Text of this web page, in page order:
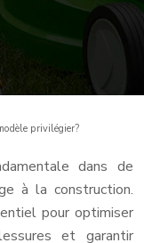
privilégier?
dans de
à la construction.
pour optimiser
et garantir